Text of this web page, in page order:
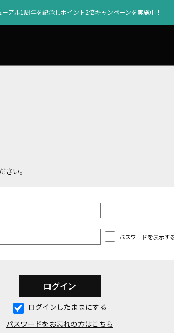
ーアル1周年を記念しポイント2倍キャンペーンを実施中！
い。
パスワードを表示す
ログインしたままにする
パスワードをお忘れの方はこちら